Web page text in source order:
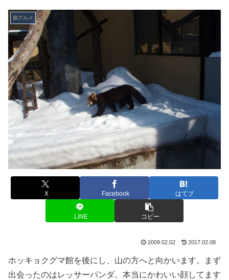
旅グルメ
X Facebook はてブ
LINE コピー
2009.02.02 2017.02.08
ホッキョクグマ館を後にし、山の方へと向かいます。まず
出会ったのはレッサーパンダ。本当にかわいい顔してます